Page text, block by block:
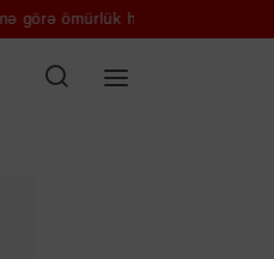
həbs alan şəxs etirafından
biznes Müsahibə